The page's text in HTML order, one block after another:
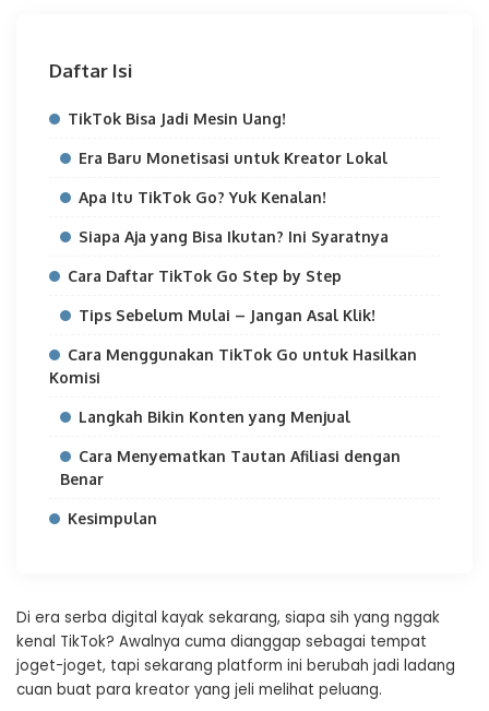
Daftar Isi
TikTok Bisa Jadi Mesin Uang!
Era Baru Monetisasi untuk Kreator Lokal
Apa Itu TikTok Go? Yuk Kenalan!
Siapa Aja yang Bisa Ikutan? Ini Syaratnya
Cara Daftar TikTok Go Step by Step
Tips Sebelum Mulai – Jangan Asal Klik!
Cara Menggunakan TikTok Go untuk Hasilkan
Komisi
Langkah Bikin Konten yang Menjual
Cara Menyematkan Tautan Afiliasi dengan
Benar
Kesimpulan
Di era serba digital kayak sekarang, siapa sih yang nggak
kenal TikTok? Awalnya cuma dianggap sebagai tempat
joget-joget, tapi sekarang platform ini berubah jadi ladang
cuan buat para kreator yang jeli melihat peluang.